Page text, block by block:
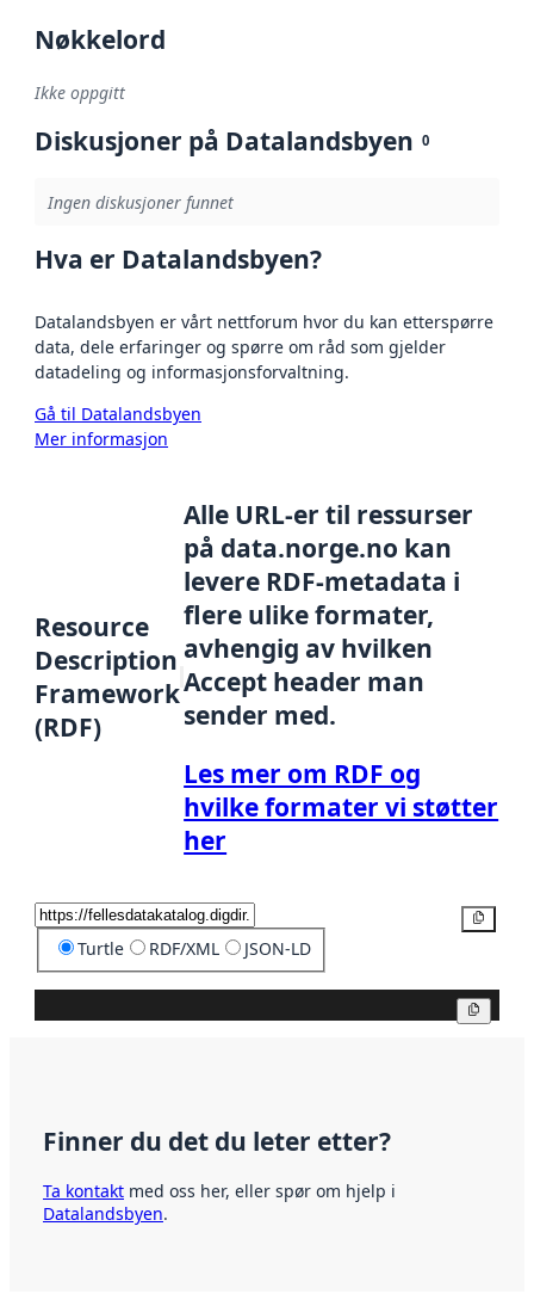
Nøkkelord
Ikke oppgitt
Diskusjoner på Datalandsbyen 0
Ingen diskusjoner funnet
Hva er Datalandsbyen?
Datalandsbyen er vårt nettforum hvor du kan etterspørre
data, dele erfaringer og spørre om råd som gjelder
datadeling og informasjonsforvaltning.
Gå til Datalandsbyen
Mer informasjon
Resource
Description
Framework
(RDF)
Alle URL-er til ressurser
på data.norge.no kan
levere RDF-metadata i
flere ulike formater,
avhengig av hvilken
Accept header man
sender med.
Les mer om RDF og
hvilke formater vi støtter
her
Turtle RDF/XML JSON-LD
Finner du det du leter etter?
Ta kontakt med oss her, eller spør om hjelp i
Datalandsbyen.